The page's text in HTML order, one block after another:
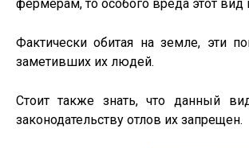
фермерам, то особого вреда этот вид
Фактически обитая на земле, эти
заметивших их людей.
Стоит также знать, что данный
законодательству отлов их запрещен.